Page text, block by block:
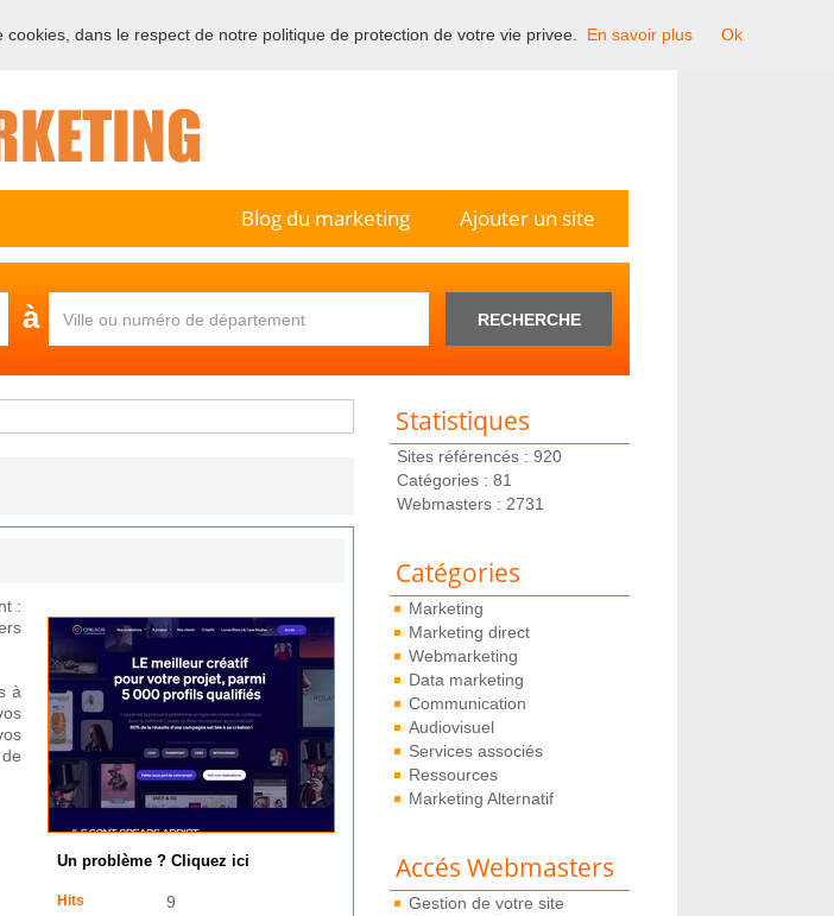
marketing et de la communication en France.
Ajouter un site
Blog du marketing
à RECHERCHE
Statistiques
Sites référencés : 920
Catégories : 81
Webmasters : 2731
Catégories
Marketing
Marketing direct
Webmarketing
Data marketing
Communication
Audiovisuel
Services associés
Ressources
Marketing Alternatif
Accés Webmasters
Gestion de votre site
:
à
Un problème ? Cliquez ici
Hits 9
dans le respect de notre politique de protection de votre vie privee. En savoir plus Ok